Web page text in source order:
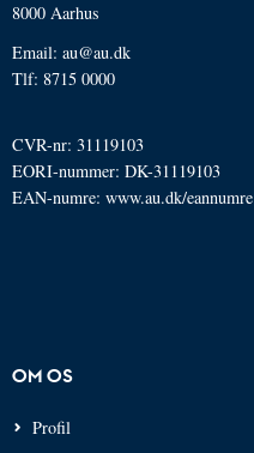
8000 Aarhus
Email: au@au.dk
Tlf: 8715 0000
CVR-nr: 31119103
EORI-nummer: DK-31119103
EAN-numre: www.au.dk/eannumre
OM OS
Profil